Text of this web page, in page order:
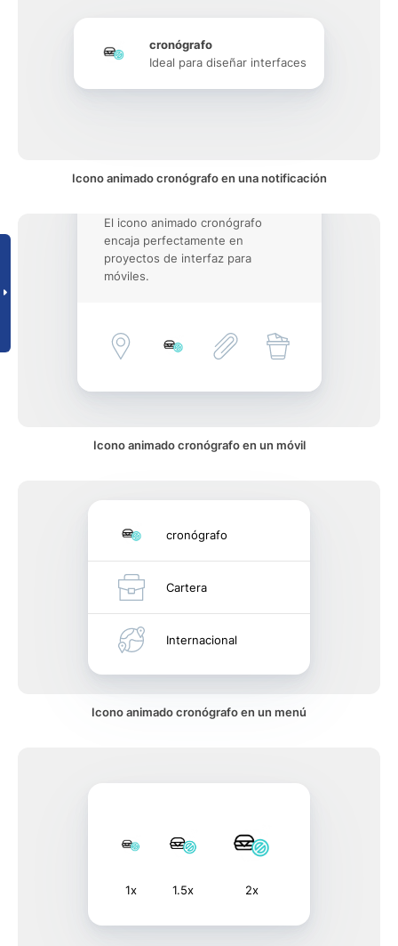
cronógrafo
Ideal para diseñar interfaces
Icono animado cronógrafo en una notificación
El icono animado cronógrafo
encaja perfectamente en
proyectos de interfaz para
móviles.
Icono animado cronógrafo en un móvil
cronógrafo
Cartera
Internacional
Icono animado cronógrafo en un menú
1x 1.5x 2x